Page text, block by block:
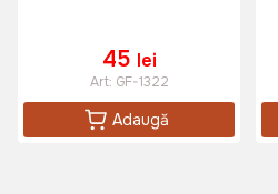
45 lei
Art: GF-1322
Adaugă